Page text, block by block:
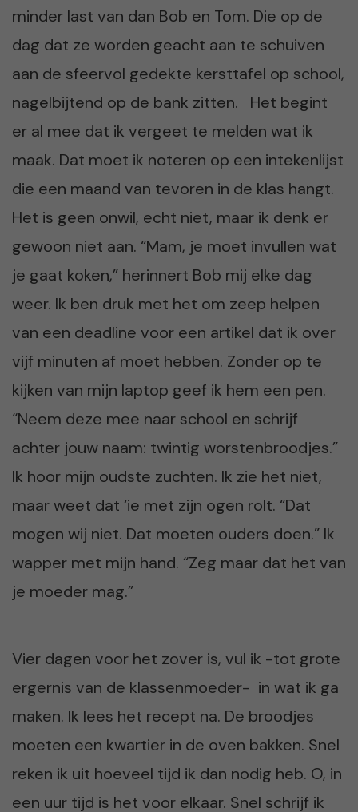
minder last van dan Bob en Tom. Die op de
dag dat ze worden geacht aan te schuiven
aan de sfeervol gedekte kersttafel op school,
nagelbijtend op de bank zitten. Het begint
er al mee dat ik vergeet te melden wat ik
maak. Dat moet ik noteren op een intekenlijst
die een maand van tevoren in de klas hangt.
Het is geen onwil, echt niet, maar ik denk er
gewoon niet aan. “Mam, je moet invullen wat
je gaat koken,” herinnert Bob mij elke dag
weer. Ik ben druk met het om zeep helpen
van een deadline voor een artikel dat ik over
vijf minuten af moet hebben. Zonder op te
kijken van mijn laptop geef ik hem een pen.
“Neem deze mee naar school en schrijf
achter jouw naam: twintig worstenbroodjes.”
Ik hoor mijn oudste zuchten. Ik zie het niet,
maar weet dat ‘ie met zijn ogen rolt. “Dat
mogen wij niet. Dat moeten ouders doen.” Ik
wapper met mijn hand. “Zeg maar dat het van
je moeder mag.”
Vier dagen voor het zover is, vul ik -tot grote
ergernis van de klassenmoeder- in wat ik ga
maken. Ik lees het recept na. De broodjes
moeten een kwartier in de oven bakken. Snel
reken ik uit hoeveel tijd ik dan nodig heb. O, in
een uur tijd is het voor elkaar. Snel schrijf ik